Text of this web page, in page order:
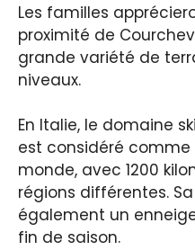
Les familles
proximité de
grande variété de
niveaux.
En Italie, le domaine
est considéré comme
monde, avec 1200
régions différentes.
également un
fin de saison.